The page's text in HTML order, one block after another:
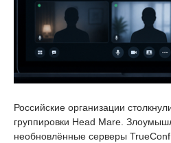
Российские организации
группировки Head Mare.
необновлённые серверы